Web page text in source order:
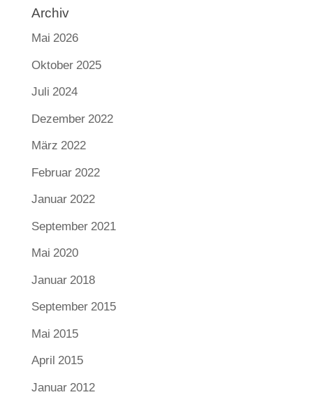
Archiv
Mai 2026
Oktober 2025
Juli 2024
Dezember 2022
März 2022
Februar 2022
Januar 2022
September 2021
Mai 2020
Januar 2018
September 2015
Mai 2015
April 2015
Januar 2012